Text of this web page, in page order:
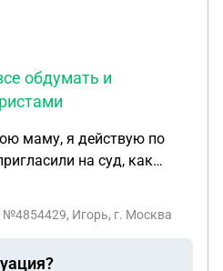
обдумать и
маму, я действую по
на суд, как
лицо. Мы свои
и занимался там
№4854429, Игорь, г. Москва